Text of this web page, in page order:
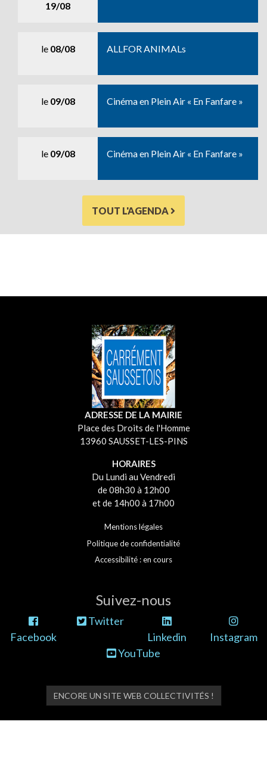
19/08
le 08/08 ALLFOR ANIMALs
le 09/08 Cinéma en Plein Air « En Fanfare »
le 09/08 Cinéma en Plein Air « En Fanfare »
TOUT L'AGENDA
ADRESSE DE LA MAIRIE
Place des Droits de l'Homme
13960 SAUSSET-LES-PINS
HORAIRES
Du Lundi au Vendredi
de 08h30 à 12h00
et de 14h00 à 17h00
Mentions légales
Politique de confidentialité
Accessibilité : en cours
Suivez-nous
Facebook
Twitter
Linkedin
Instagram
YouTube
ENCORE UN SITE WEB COLLECTIVITÉS !